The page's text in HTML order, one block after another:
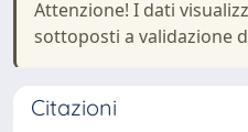
Attenzione! I dati
sottoposti a validazione
Citazioni